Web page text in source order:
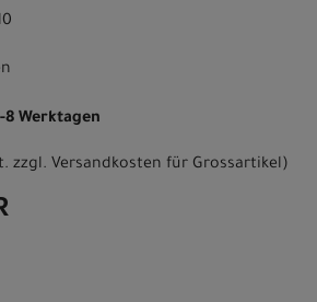
Werktagen
zzgl. Versandkosten für Grossartikel)